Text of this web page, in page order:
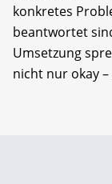
konkretes
beantwortet
Umsetzung
nicht nur okay